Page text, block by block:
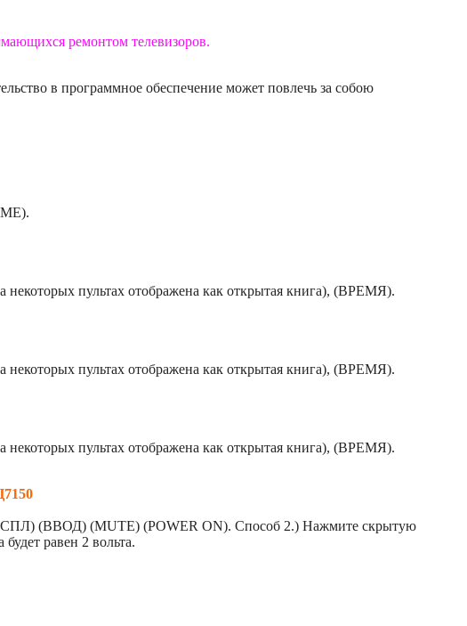
ремонтом телевизоров.
в программное обеспечение может повлечь за собою
пультах отображена как открытая книга), (ВРЕМЯ).
пультах отображена как открытая книга), (ВРЕМЯ).
пультах отображена как открытая книга), (ВРЕМЯ).
(ВВОД) (MUTE) (POWER ON). Способ 2.) Нажмите скрытую
равен 2 вольта.